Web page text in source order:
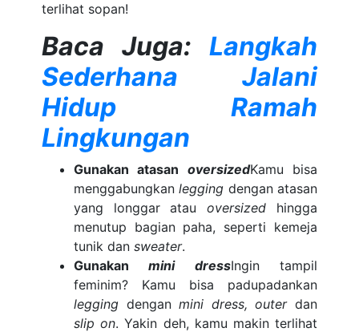
terlihat sopan!
Baca Juga: Langkah
Sederhana Jalani
Hidup Ramah
Lingkungan
Gunakan atasan oversizedKamu bisa
menggabungkanlegging dengan atasan
yang longgar atauoversized hingga
menutup bagian paha, seperti kemeja
tunik dansweater.
Gunakanmini dressIngin tampil
feminim? Kamu bisa padupadankan
legging denganmini dress, outerdan
slip on. Yakin deh, kamu makin terlihat